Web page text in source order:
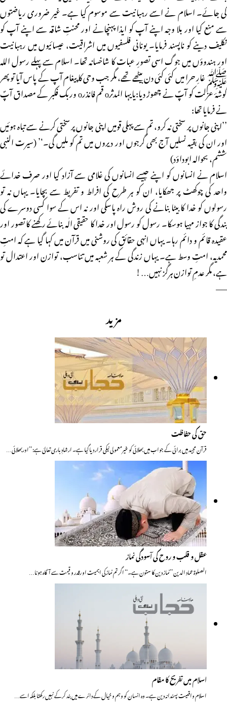
کی جائے۔ اسلام نے اسے رہبانیت سے موسوم کیا ہے۔ غیر ضروری ریاضتوں
سے منع کیا اور بلا وجہ اپنے آپ کو ایذا پہنچانے اور محنتِ شاقہ سے اپنے آپ کو
تکلیف دینے کو ناپسند فرمایا۔ یونانی فلسفیوں میں اشراقیت، عیسائیوں میں رہبانیت
اور ہندوؤں میں جوگ اسی تصورِ عبات کا شاخسانہ تھا۔ اسلام سے پہلے رسول اللہ
ﷺ غارِ حرا میں کئی کئی دن بیٹھے تھے، مگر جب وحی کا پیغام آپ کے پاس آیا تو پھر
گوشۂ عزلت کو آپؐ نے چھوڑ دیا:یایہا المدثرo قم فانذرo وربک فکبر کے مصداق آپؐ
نے فرمایا تھا:
’’اپنی جانوں پر سختی نہ کرو، تم سے پہلی قومیں اپنی جانوں پر سختی کرنے سے تباہ ہوئیں
اور ان کی بقیہ نسلیں آج بھی گرجوں اور دیروں میں تم کو ملیں گی۔‘’ (سیرت النبی
ششم، بحوالہ ابوداؤد)
اسلام نے انسانوں کو اپنے جیسے انسانوں کی غلامی سے آزاد کیا اور صرف خدائے
واحد کی چوکھٹ پر جھکایا، ان کو ہر طرح کی افراط و تفریط سے بچایا۔ یہاں نہ تو
رسولوں کو خدا کا بیٹا بنانے کی روش راہ پاسکی اور نہ اس کے سوا کسی دوسرے کی
بندگی کا جواز مہیا ہوسکا۔ رسول کو رسول اور خدا کا حقیقی الٰہ بنائے رکھنے کا تصور اور
عقیدہ قائم و دائم رہا۔ یہاں انہی حقائق کی روشنی میں قرآن میں کہا گیا ہے کہ امتِ
محمدیہ، امتِ وسط ہے۔ یہاں زندگی کے ہر شعبہ میں تناسب، توازن اور اعتدال تو
ہے، مگر عدمِ توازن ہرگز نہیں…!
——
مزید
حق کی حفاظت
قرآن مجید میں برائی کے جواب میں بھلائی کو غیرمعمولی نیکی قرار دیا گیا ہے۔ ارشادِ باری تعالیٰ ہے: ’’اوربھلائی…
عقل و قلب و روح کی آسودگی نماز
الصلوۃ عماد الدین ’’نماز دین کا ستون ہے۔‘‘ اگر تم نماز کی اہمیت او رقدر و قیمت سے آگاہ ہونا…
اسلام میں تفریح کا مقام
اسلام واقعیت پسندانہ دین ہے۔ وہ انسان کو وہم و خیال کے دائرے میں بند کرکے نہیں رکھتا بلکہ اسے…